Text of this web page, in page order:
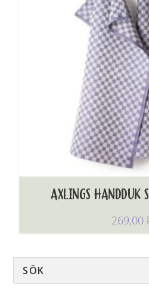
AXLINGS HANDDUK
269,00